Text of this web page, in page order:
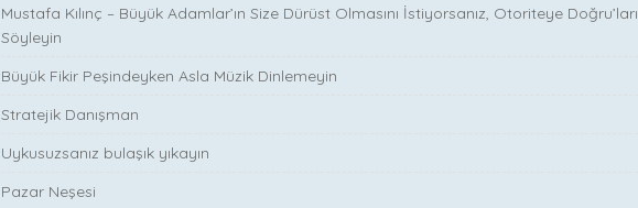
Mustafa Kılınç – Büyük Adamlar’ın Size Dürüst Olmasını İstiyorsanız, Otoriteye Doğru’ları
Söyleyin
Büyük Fikir Peşindeyken Asla Müzik Dinlemeyin
Stratejik Danışman
Uykusuzsanız bulaşık yıkayın
Pazar Neşesi